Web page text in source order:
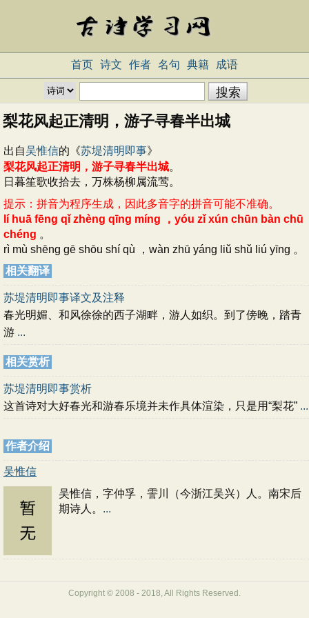
首页 诗文 作者 名句 典籍 成语
梨花风起正清明，游子寻春半出城
出自吴惟信的《苏堤清明即事》
梨花风起正清明，游子寻春半出城。
日暮笙歌收拾去，万株杨柳属流莺。
提示：拼音为程序生成，因此多音字的拼音可能不准确。
lí huā fēng qǐ zhèng qīng míng ，yóu zǐ xún chūn bàn chū
chéng 。
rì mù shēng gē shōu shí qù ，wàn zhū yáng liǔ shǔ liú yīng 。
相关翻译
苏堤清明即事译文及注释
春光明媚、和风徐徐的西子湖畔，游人如织。到了傍晚，踏青
游 ...
相关赏析
苏堤清明即事赏析
这首诗对大好春光和游春乐境并未作具体渲染，只是用“梨花” ...
作者介绍
吴惟信
吴惟信，字仲孚，霅川（今浙江吴兴）人。南宋后
期诗人。 ...
Copyright © 2008 - 2018, All Rights Reserved.